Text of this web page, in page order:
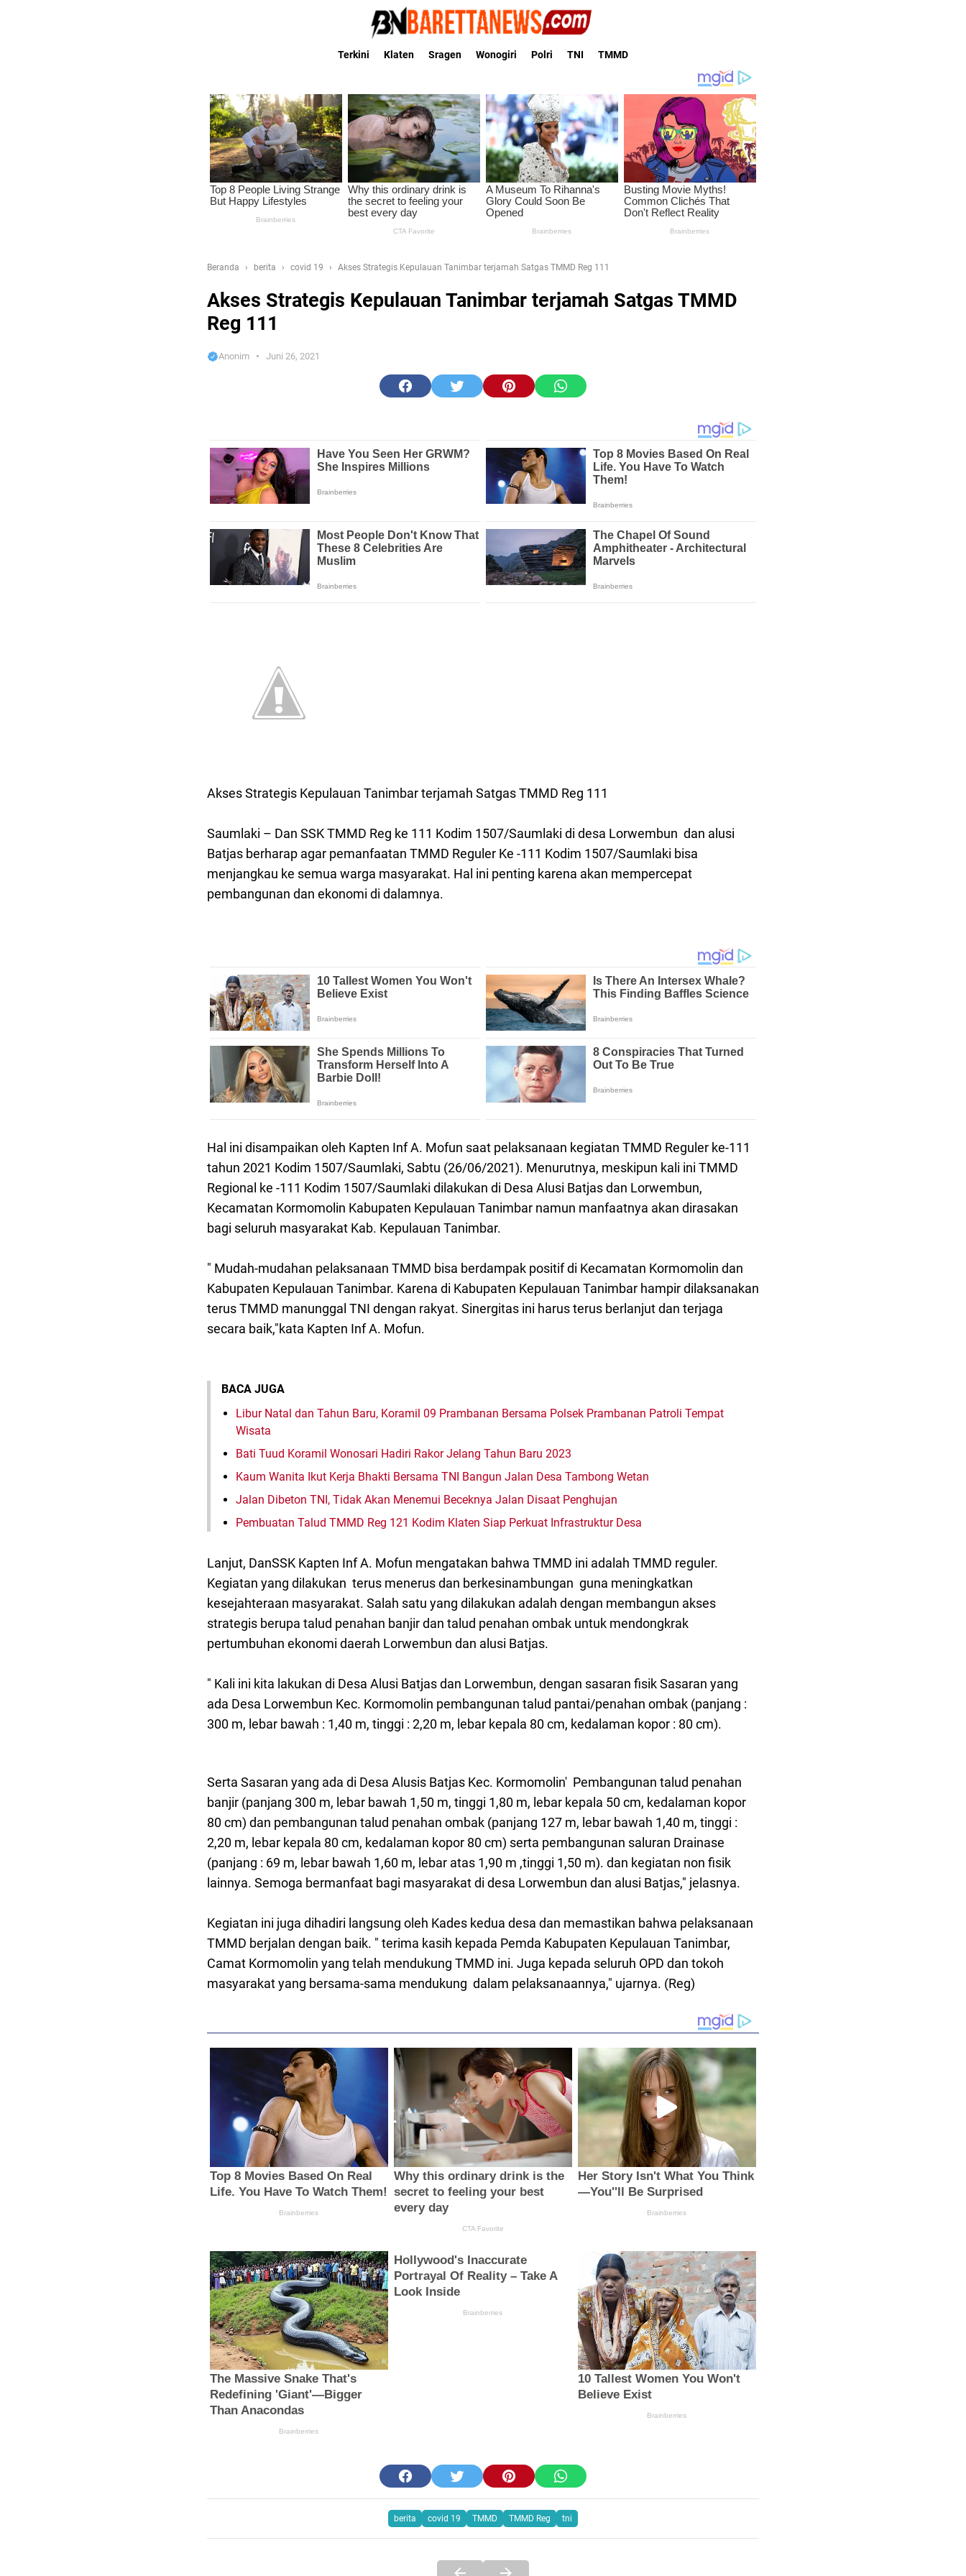
Terkini Klaten Sragen Wonogiri Polri TNI TMMD
Beranda berita covid 19 Akses Strategis Kepulauan Tanimbar terjamah Satgas TMMD Reg 111
Akses Strategis Kepulauan Tanimbar terjamah Satgas TMMD
Reg 111
Anonim Juni 26, 2021
Akses Strategis Kepulauan Tanimbar terjamah Satgas TMMD Reg 111
Saumlaki – Dan SSK TMMD Reg ke 111 Kodim 1507/Saumlaki di desa Lorwembun dan alusi
Batjas berharap agar pemanfaatan TMMD Reguler Ke -111 Kodim 1507/Saumlaki bisa
menjangkau ke semua warga masyarakat. Hal ini penting karena akan mempercepat
pembangunan dan ekonomi di dalamnya.
Hal ini disampaikan oleh Kapten Inf A. Mofun saat pelaksanaan kegiatan TMMD Reguler ke-111
tahun 2021 Kodim 1507/Saumlaki, Sabtu (26/06/2021). Menurutnya, meskipun kali ini TMMD
Regional ke -111 Kodim 1507/Saumlaki dilakukan di Desa Alusi Batjas dan Lorwembun,
Kecamatan Kormomolin Kabupaten Kepulauan Tanimbar namun manfaatnya akan dirasakan
bagi seluruh masyarakat Kab. Kepulauan Tanimbar.
" Mudah-mudahan pelaksanaan TMMD bisa berdampak positif di Kecamatan Kormomolin dan
Kabupaten Kepulauan Tanimbar. Karena di Kabupaten Kepulauan Tanimbar hampir dilaksanakan
terus TMMD manunggal TNI dengan rakyat. Sinergitas ini harus terus berlanjut dan terjaga
secara baik,"kata Kapten Inf A. Mofun.
BACA JUGA
Libur Natal dan Tahun Baru, Koramil 09 Prambanan Bersama Polsek Prambanan Patroli Tempat
Wisata
Bati Tuud Koramil Wonosari Hadiri Rakor Jelang Tahun Baru 2023
Kaum Wanita Ikut Kerja Bhakti Bersama TNI Bangun Jalan Desa Tambong Wetan
Jalan Dibeton TNI, Tidak Akan Menemui Beceknya Jalan Disaat Penghujan
Pembuatan Talud TMMD Reg 121 Kodim Klaten Siap Perkuat Infrastruktur Desa
Lanjut, DanSSK Kapten Inf A. Mofun mengatakan bahwa TMMD ini adalah TMMD reguler.
Kegiatan yang dilakukan terus menerus dan berkesinambungan guna meningkatkan
kesejahteraan masyarakat. Salah satu yang dilakukan adalah dengan membangun akses
strategis berupa talud penahan banjir dan talud penahan ombak untuk mendongkrak
pertumbuhan ekonomi daerah Lorwembun dan alusi Batjas.
" Kali ini kita lakukan di Desa Alusi Batjas dan Lorwembun, dengan sasaran fisik Sasaran yang
ada Desa Lorwembun Kec. Kormomolin pembangunan talud pantai/penahan ombak (panjang :
300 m, lebar bawah : 1,40 m, tinggi : 2,20 m, lebar kepala 80 cm, kedalaman kopor : 80 cm).
Serta Sasaran yang ada di Desa Alusis Batjas Kec. Kormomolin' Pembangunan talud penahan
banjir (panjang 300 m, lebar bawah 1,50 m, tinggi 1,80 m, lebar kepala 50 cm, kedalaman kopor
80 cm) dan pembangunan talud penahan ombak (panjang 127 m, lebar bawah 1,40 m, tinggi :
2,20 m, lebar kepala 80 cm, kedalaman kopor 80 cm) serta pembangunan saluran Drainase
(panjang : 69 m, lebar bawah 1,60 m, lebar atas 1,90 m ,tinggi 1,50 m). dan kegiatan non fisik
lainnya. Semoga bermanfaat bagi masyarakat di desa Lorwembun dan alusi Batjas," jelasnya.
Kegiatan ini juga dihadiri langsung oleh Kades kedua desa dan memastikan bahwa pelaksanaan
TMMD berjalan dengan baik. " terima kasih kepada Pemda Kabupaten Kepulauan Tanimbar,
Camat Kormomolin yang telah mendukung TMMD ini. Juga kepada seluruh OPD dan tokoh
masyarakat yang bersama-sama mendukung dalam pelaksanaannya," ujarnya. (Reg)
berita covid 19 TMMD TMMD Reg tni